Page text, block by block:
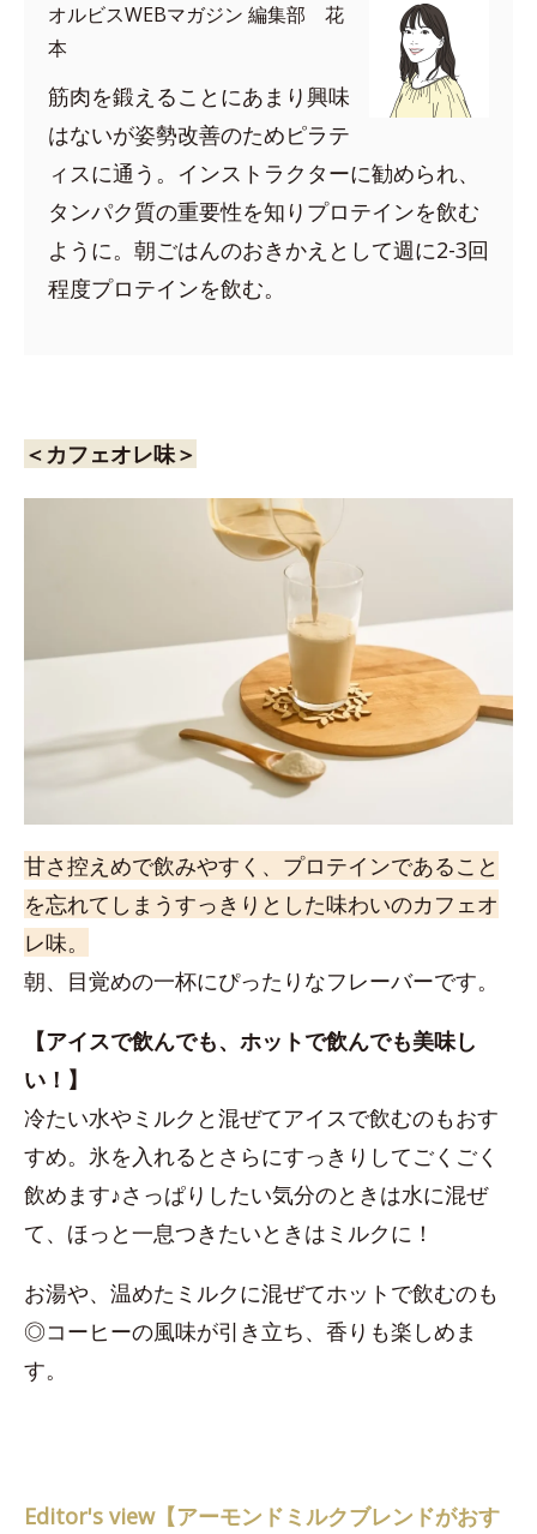
オルビスWEBマガジン 編集部 花
本
筋肉を鍛えることにあまり興味
はないが姿勢改善のためピラテ
ィスに通う。インストラクターに勧められ、
タンパク質の重要性を知りプロテインを飲む
ように。朝ごはんのおきかえとして週に2-3回
程度プロテインを飲む。
＜カフェオレ味＞
甘さ控えめで飲みやすく、プロテインであること
を忘れてしまうすっきりとした味わいのカフェオ
レ味。
朝、目覚めの一杯にぴったりなフレーバーです。
【アイスで飲んでも、ホットで飲んでも美味し
い！】
冷たい水やミルクと混ぜてアイスで飲むのもおす
すめ。氷を入れるとさらにすっきりしてごくごく
飲めます♪さっぱりしたい気分のときは水に混ぜ
て、ほっと一息つきたいときはミルクに！
お湯や、温めたミルクに混ぜてホットで飲むのも
◎コーヒーの風味が引き立ち、香りも楽しめま
す。
Editor's view【アーモンドミルクブレンドがおす